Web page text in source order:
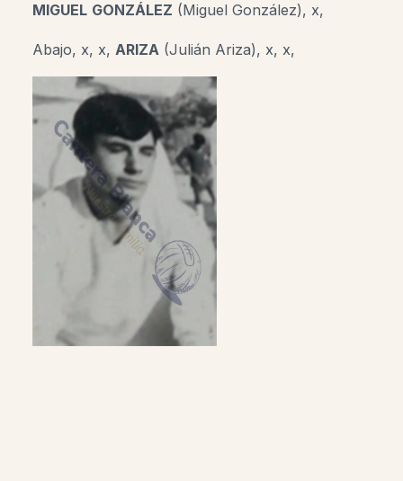
MIGUEL GONZÁLEZ (Miguel González), x,
Abajo, x, x, ARIZA (Julián Ariza), x, x,